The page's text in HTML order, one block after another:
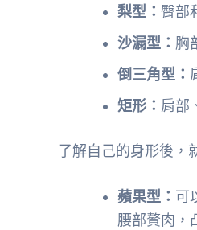
梨型： 臀部
沙漏型： 胸
倒三角型：
矩形： 肩部
了解自己的身形後，
蘋果型： 可
腰部贅肉，